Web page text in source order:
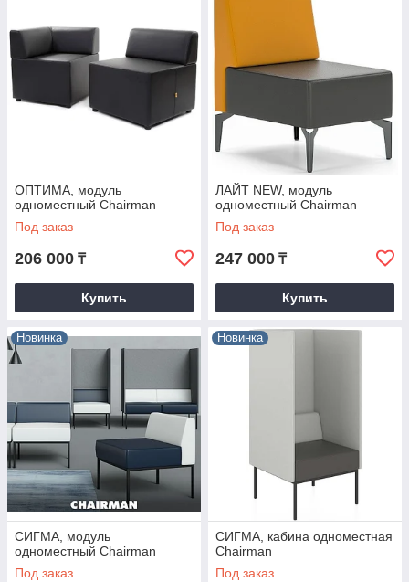
ОПТИМА, модуль
одноместный Chairman
Под заказ
206 000 ₸
Купить
ЛАЙТ NEW, модуль
одноместный Chairman
Под заказ
247 000 ₸
Купить
Новинка
СИГМА, модуль
одноместный Chairman
Под заказ
Новинка
СИГМА, кабина одноместная
Chairman
Под заказ